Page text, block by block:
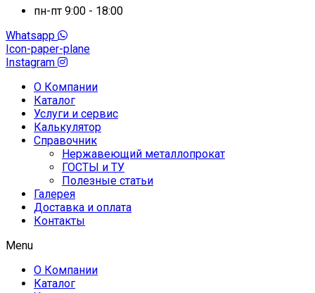
пн-пт 9:00 - 18:00
Whatsapp
Icon-paper-plane
Instagram
О Компании
Каталог
Услуги и сервис
Калькулятор
Справочник
Нержавеющий металлопрокат
ГОСТЫ и ТУ
Полезные статьи
Галерея
Доставка и оплата
Контакты
Menu
О Компании
Каталог